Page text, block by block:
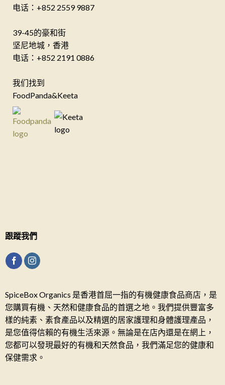
电话：+852 2559 9887
39-45的豪和街
坚尼地城，香港
电话：+852 2191 0886
我们找到
FoodPanda&Keeta
跟蹤我們
SpiceBox Organics 是香港首屈一指的有機健康食品商店，是
您購買有機、天然和健康食品的首選之地。我們提供豐富多
樣的純素、素食產品以及精選的居家護理和身體護理產品，
是您值得信賴的有機生活來源。無論是在店內還是在網上，
您都可以發現最好的有機和天然食品，我們滿足您的健康和
保健需求。